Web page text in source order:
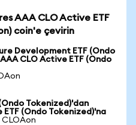
AAA CLO Active ETF
coin'e çevirin
Development ETF (Ondo
CLO Active ETF (Ondo
Tokenized)'dan
ETF (Ondo Tokenized)'na
CLOAon